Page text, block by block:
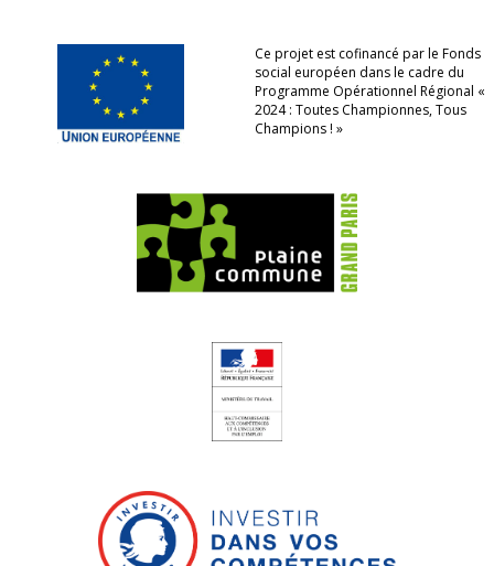
Ce projet est cofinancé par le Fonds
social européen dans le cadre du
Programme Opérationnel Régional «
2024 : Toutes Championnes, Tous
Champions ! »